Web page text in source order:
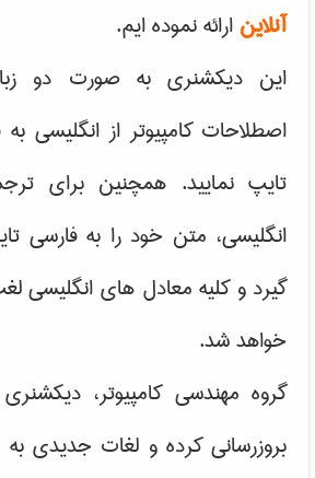
آنلاین ارائه نموده ایم.
این دیکشنری به صورت دو
اصطلاحات کامپیوتر از انگلیسی
تایپ نمایید. همچنین برای
انگلیسی، متن خود را به فارسی
گیرد و کلیه معادل های انگلیسی
خواهد شد.
گروه مهندسی کامپیوتر،
بروزرسانی کرده و لغات جدیدی